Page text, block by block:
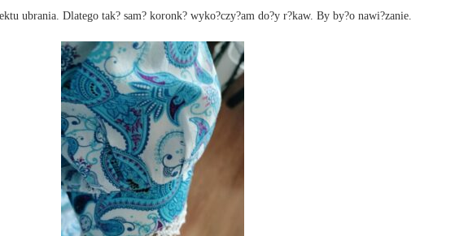
ubrania. Dlatego tak? sam? koronk? wyko?czy?am do?y r?kaw. By by?o nawi?zanie.